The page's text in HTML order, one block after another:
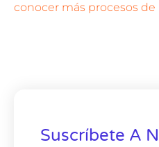
conocer más procesos
Suscríbete A